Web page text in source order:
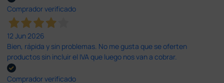
Comprador verificado
12 Jun 2026
Bien, rápida y sin problemas. No me gusta que se oferten
productos sin incluir el IVA que luego nos van a cobrar.
Comprador verificado